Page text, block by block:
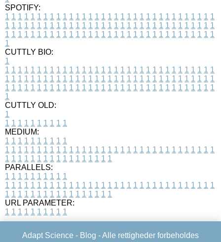
SPOTIFY:
1 1 1 1 1 1 1 1 1 1 1 1 1 1 1 1 1 1 1 1 1 1 1 1 1 1 1 1 1 1 1 1 1
1 1 1 1 1 1 1 1 1 1 1 1 1 1 1 1 1 1 1 1 1 1 1 1 1 1 1 1 1 1 1 1 1
1 1 1 1 1 1 1 1 1 1 1 1 1 1 1 1 1 1 1 1 1 1 1 1 1 1 1 1 1 1 1 1 1
1
CUTTLY BIO:
1
1 1 1 1 1 1 1 1 1 1 1 1 1 1 1 1 1 1 1 1 1 1 1 1 1 1 1 1 1 1 1 1 1
1 1 1 1 1 1 1 1 1 1 1 1 1 1 1 1 1 1 1 1 1 1 1 1 1 1 1 1 1 1 1 1 1
1 1 1 1 1 1 1 1 1 1 1 1 1 1 1 1 1 1 1 1 1 1 1 1 1 1 1 1 1 1 1 1 1
1
CUTTLY OLD:
1
1 1 1 1 1 1 1 1 1 1
MEDIUM:
1 1 1 1 1 1 1 1 1 1
1 1 1 1 1 1 1 1 1 1 1 1 1 1 1 1 1 1 1 1 1 1 1 1 1 1 1 1 1 1 1 1 1
1 1 1 1 1 1 1 1 1 1 1 1 1 1 1 1 1
PARALLELS:
1 1 1 1 1 1 1 1 1 1
1 1 1 1 1 1 1 1 1 1 1 1 1 1 1 1 1 1 1 1 1 1 1 1 1 1 1 1 1 1 1 1 1
1 1 1 1 1 1 1 1 1 1 1 1 1 1 1 1 1
URL PARAMETER:
1 1 1 1 1 1 1 1 1 1
Adapt Science - Blog - Alle rettigheder forbeholdes